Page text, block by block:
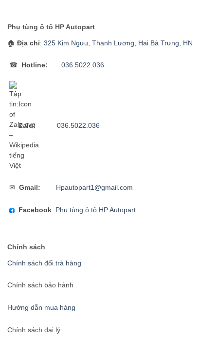
Phụ tùng ô tô HP Autopart
🏠 Địa chỉ: 325 Kim Ngưu, Thanh Lương, Hai Bà Trưng, HN
☎ Hotline: 036.5022.036
Zalo: 036.5022.036
✉ Gmail: Hpautopart1@gmail.com
Facebook: Phụ tùng ô tô HP Autopart
Chính sách
Chính sách đổi trả hàng
Chính sách bảo hành
Hướng dẫn mua hàng
Chính sách đại lý